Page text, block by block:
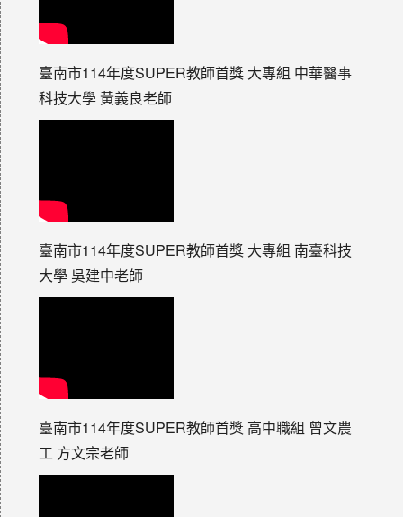
臺南市114年度SUPER教師首獎 大專組 中華醫事
科技大學 黃義良老師
臺南市114年度SUPER教師首獎 大專組 南臺科技
大學 吳建中老師
臺南市114年度SUPER教師首獎 高中職組 曾文農
工 方文宗老師